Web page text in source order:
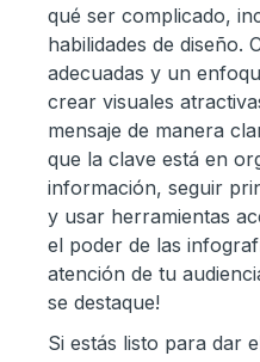
qué ser complicado,
habilidades de diseño.
adecuadas y un
crear visuales
mensaje de manera
que la clave está en
información, seguir
y usar herramientas
el poder de las
atención de tu
se destaque!
Si estás listo para dar